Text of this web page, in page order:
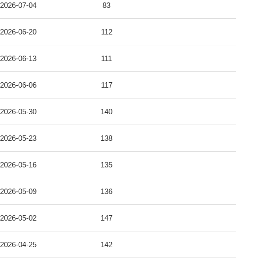
2026-07-04 83
2026-06-20 112
2026-06-13 111
2026-06-06 117
2026-05-30 140
2026-05-23 138
2026-05-16 135
2026-05-09 136
2026-05-02 147
2026-04-25 142